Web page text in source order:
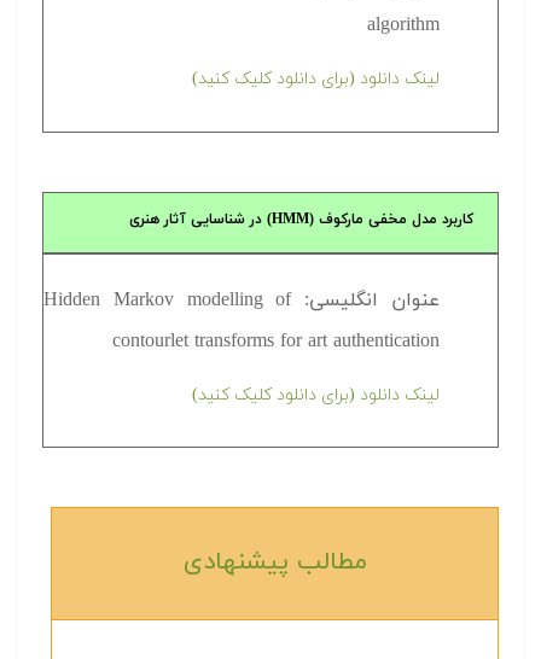
algorithm
لینک دانلود (برای دانلود کلیک کنید)
کاربرد مدل مخفی مارکوف (HMM) در شناسایی آثار هنری
عنوان انگلیسی: Hidden Markov modelling of
contourlet transforms for art authentication
لینک دانلود (برای دانلود کلیک کنید)
مطالب پیشنهادی‎